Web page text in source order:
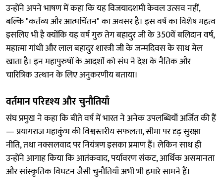
उन्होंने अपने भाषण में कहा कि यह विजयादशमी केवल उत्सव नहीं,
बल्कि "कर्तव्य और आत्मचिंतन" का अवसर है। इस वर्ष का विशेष महत्व
इसलिए भी है क्योंकि यह वर्ष गुरु तेग बहादुर जी के 350वें बलिदान वर्ष,
महात्मा गांधी और लाल बहादुर शास्त्री जी के जन्मदिवस के साथ मेल
खाता है। इन महापुरुषों के आदर्शों को संघ ने देश के नैतिक और
चारित्रिक उत्थान के लिए अनुकरणीय बताया।
वर्तमान परिदृश्य और चुनौतियाँ
संघ प्रमुख ने कहा कि बीते वर्ष में भारत ने अनेक उपलब्धियाँ अर्जित की हैं
— प्रयागराज महाकुंभ की विश्वस्तरीय सफलता, सीमा पर दृढ़ सुरक्षा
नीति, तथा नक्सलवाद पर नियंत्रण इसका प्रमाण हैं। लेकिन साथ ही
उन्होंने आगाह किया कि आतंकवाद, पर्यावरण संकट, आर्थिक असमानता
और सांस्कृतिक विघटन जैसी चुनौतियाँ अभी भी हमारे सामने हैं।